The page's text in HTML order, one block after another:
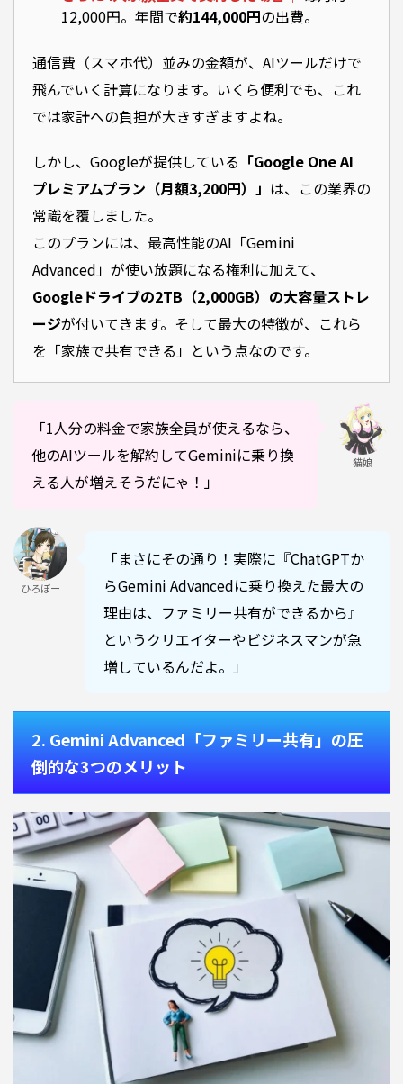
12,000円。年間で約144,000円の出費。
通信費（スマホ代）並みの金額が、AIツールだけで
飛んでいく計算になります。いくら便利でも、これ
では家計への負担が大きすぎますよね。
しかし、Googleが提供している 「Google One AI
プレミアムプラン（月額3,200円）」 は、この業界の
常識を覆しました。
このプランには、最高性能のAI「Gemini
Advanced」が使い放題になる権利に加えて、
Googleドライブの2TB（2,000GB）の大容量ストレ
ージが付いてきます。そして最大の特徴が、これら
を「家族で共有できる」という点なのです。
「1人分の料金で家族全員が使えるなら、
他のAIツールを解約してGeminiに乗り換
える人が増えそうだにゃ！」
猫娘
ひろぼー
「まさにその通り！実際に『ChatGPTか
らGemini Advancedに乗り換えた最大の
理由は、ファミリー共有ができるから』
というクリエイターやビジネスマンが急
増しているんだよ。」
2. Gemini Advanced「ファミリー共有」の圧
倒的な3つのメリット